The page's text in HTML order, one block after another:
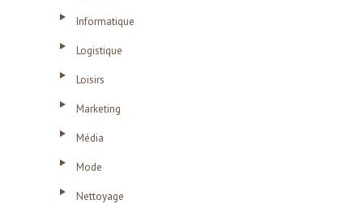
Informatique
Logistique
Loisirs
Marketing
Média
Mode
Nettoyage